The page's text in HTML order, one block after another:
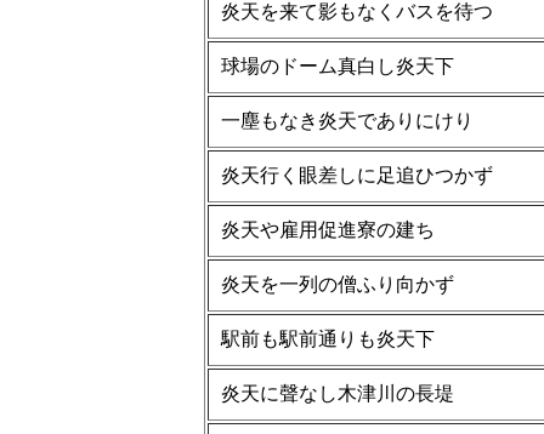
炎天を来て影もなくバスを待つ
球場のドーム真白し炎天下
一塵もなき炎天でありにけり
炎天行く眼差しに足追ひつかず
炎天や雇用促進寮の建ち
炎天を一列の僧ふり向かず
駅前も駅前通りも炎天下
炎天に聲なし木津川の長堤